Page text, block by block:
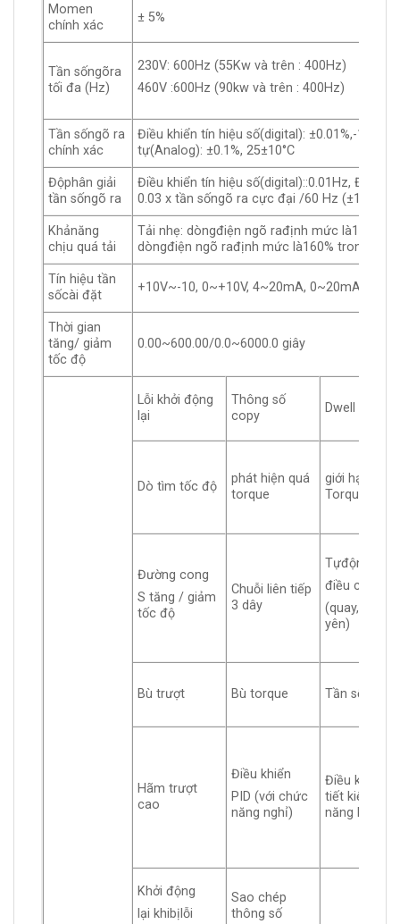
Momen
chính xác
± 5%
Tần sốngõra
tối đa (Hz)
230V: 600Hz (55Kw và trên : 400Hz)
460V :600Hz (90kw và trên : 400Hz)
Tần sốngõ ra
chính xác
Điều khiển tín hiệu số(digital): ±0.01%,-
tự(Analog): ±0.1%, 25±10°C
Độphân giải
tần sốngõ ra
Điều khiển tín hiệu số(digital)::0.01Hz, Điều
0.03 x tần sốngõ ra cực đại /60 Hz (±11bit)
Khảnăng
chịu quá tải
Tải nhẹ: dòngđiện ngõ rađịnh mức
dòngđiện ngõ rađịnh mức là160% trong
Tín hiệu tần
sốcài đặt
+10V~-10, 0~+10V, 4~20mA, 0~20mA, xung
Thời gian
tăng/ giảm
tốc độ
0.00~600.00/0.0~6000.0 giây
Lỗi khởi động
lại
Thông số
copy
Dwell
Dò tìm tốc độ
phát hiện quá
torque
giới hạn
Torque
Đường cong
S tăng / giảm
tốc độ
Chuỗi liên tiếp
3 dây
Tựđộng
điều chỉnh
(quay, đứng
yên)
Bù trượt Bù torque Tần sốJOG
Hãm trượt
cao
Điều khiển
PID (với chức
năng nghỉ)
Điều khiển
tiết kiệm
năng lượng
Khởi động
lại khibịlỗi
Sao chép
thông số